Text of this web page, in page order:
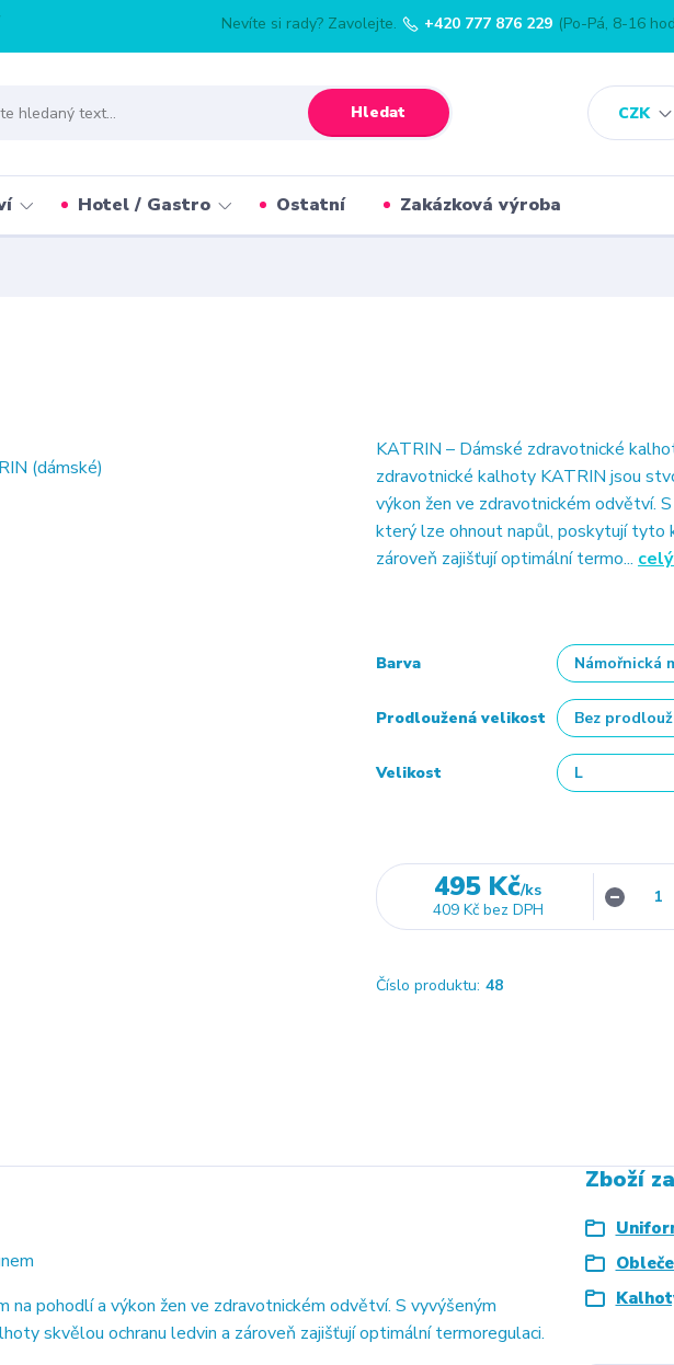
CZK
Hledat
Nevíte si rady? Zavolejte. +420 777 876 229 (Po-Pá, 8-16
Hotel / Gastro Ostatní Zakázková výroba
KATRIN – Dámské zdravotnické
zdravotnické kalhoty KATRIN jsou
výkon žen ve zdravotnickém odvětví.
který lze ohnout napůl, poskytují tyto
zároveň zajišťují optimální termo...
Barva
Prodloužená velikost
Velikost
495 Kč/ks
409 Kč bez DPH
Číslo produktu: 48
pohodlí a výkon žen ve zdravotnickém odvětví. S vyvýšeným
skvělou ochranu ledvin a zároveň zajišťují optimální termoregulaci.
Zboží